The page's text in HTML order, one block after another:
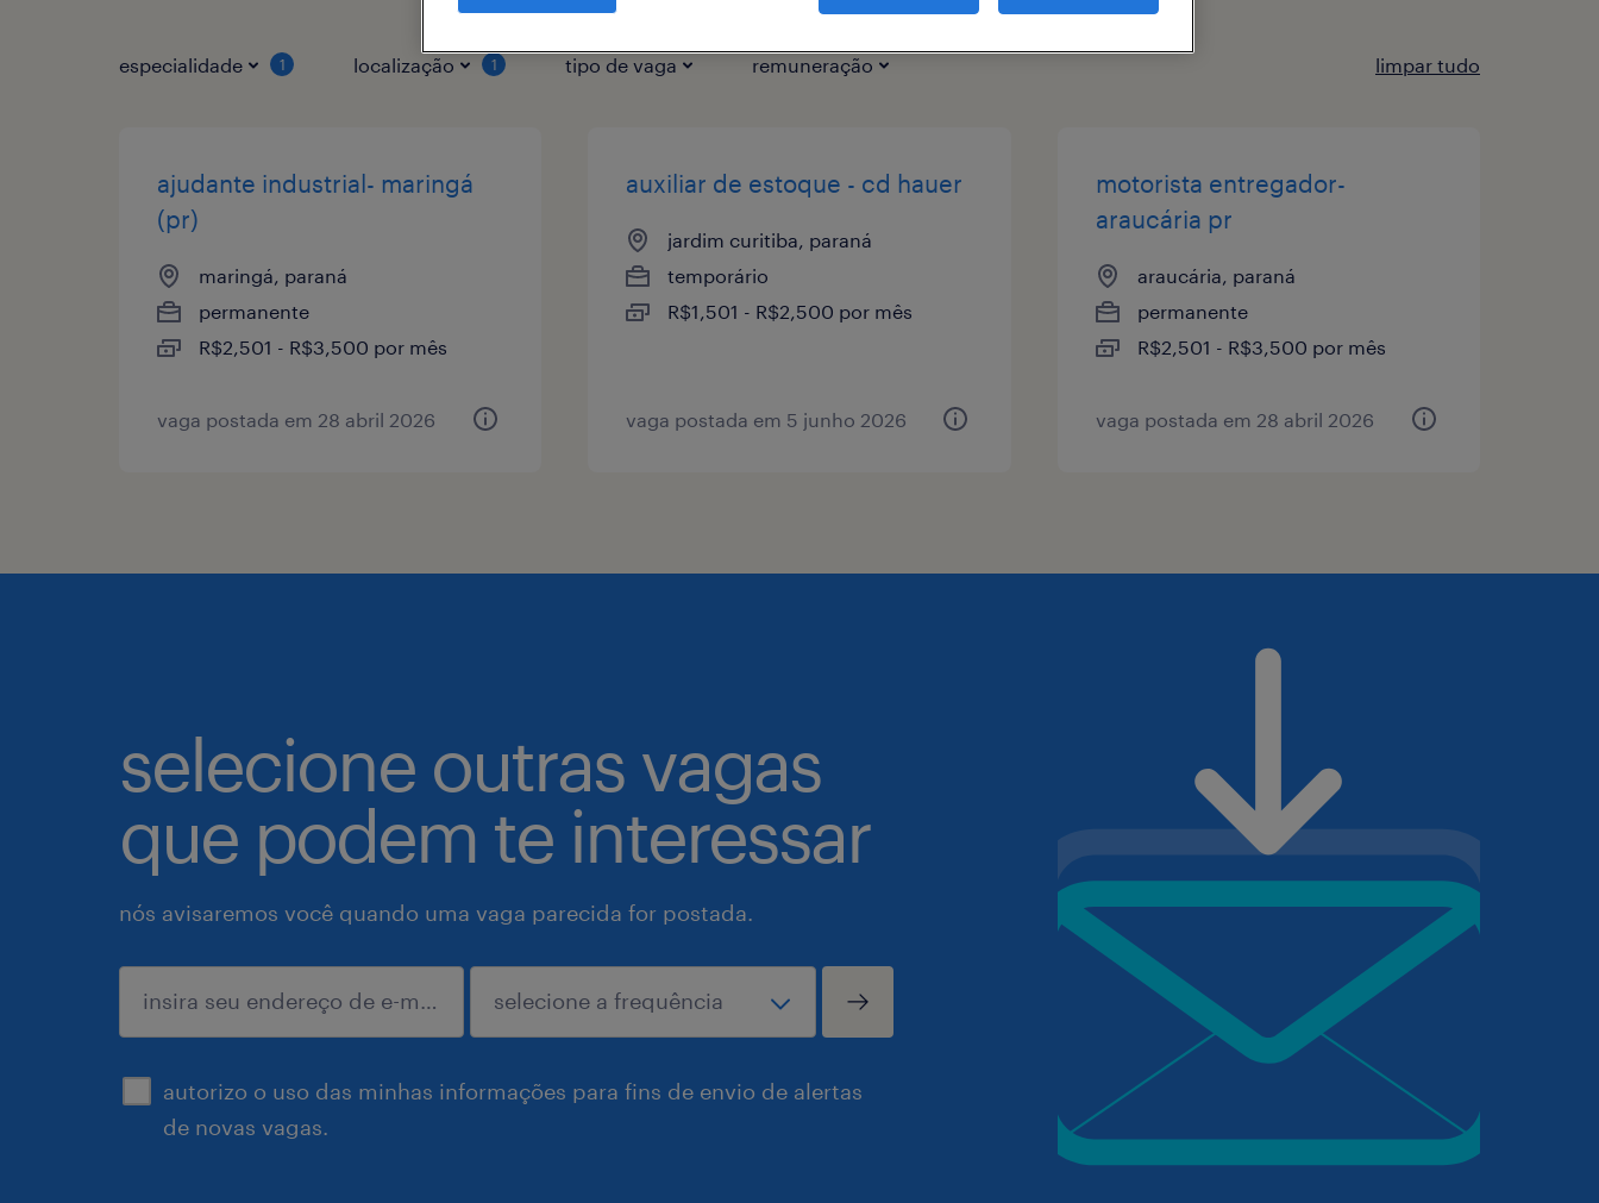
especialidade 1 localização 1 tipo de vaga remuneração limpar tudo
ajudante industrial- maringá
(pr)
maringá, paraná
permanente
R$2,501 - R$3,500 por mês
vaga postada em 28 abril 2026
auxiliar de estoque - cd hauer
jardim curitiba, paraná
temporário
R$1,501 - R$2,500 por mês
vaga postada em 5 junho 2026
motorista entregador-
araucária pr
araucária, paraná
permanente
R$2,501 - R$3,500 por mês
vaga postada em 28 abril 2026
selecione outras vagas
que podem te interessar
nós avisaremos você quando uma vaga parecida for postada.
autorizo o uso das minhas informações para fins de envio de alertas
de novas vagas.
enviar